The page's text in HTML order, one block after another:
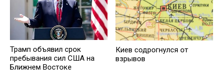
Трамп объявил срок
пребывания сил США на
Ближнем Востоке
Киев содрогнулся от
взрывов